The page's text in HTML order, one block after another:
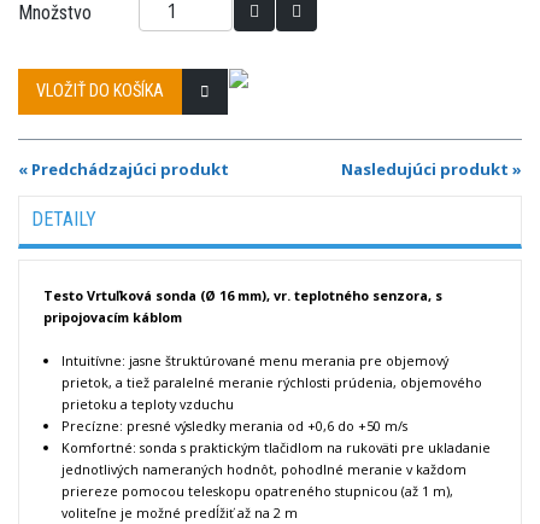
Množstvo
VLOŽIŤ DO KOŠÍKA
« Predchádzajúci produkt Nasledujúci produkt »
DETAILY
Testo Vrtuľková sonda (Ø 16 mm), vr. teplotného senzora, s
pripojovacím káblom
Intuitívne: jasne štruktúrované menu merania pre objemový
prietok, a tiež paralelné meranie rýchlosti prúdenia, objemového
prietoku a teploty vzduchu
Precízne: presné výsledky merania od +0,6 do +50 m/s
Komfortné: sonda s praktickým tlačidlom na rukoväti pre ukladanie
jednotlivých nameraných hodnôt, pohodlné meranie v každom
priereze pomocou teleskopu opatreného stupnicou (až 1 m),
voliteľne je možné predĺžiť až na 2 m